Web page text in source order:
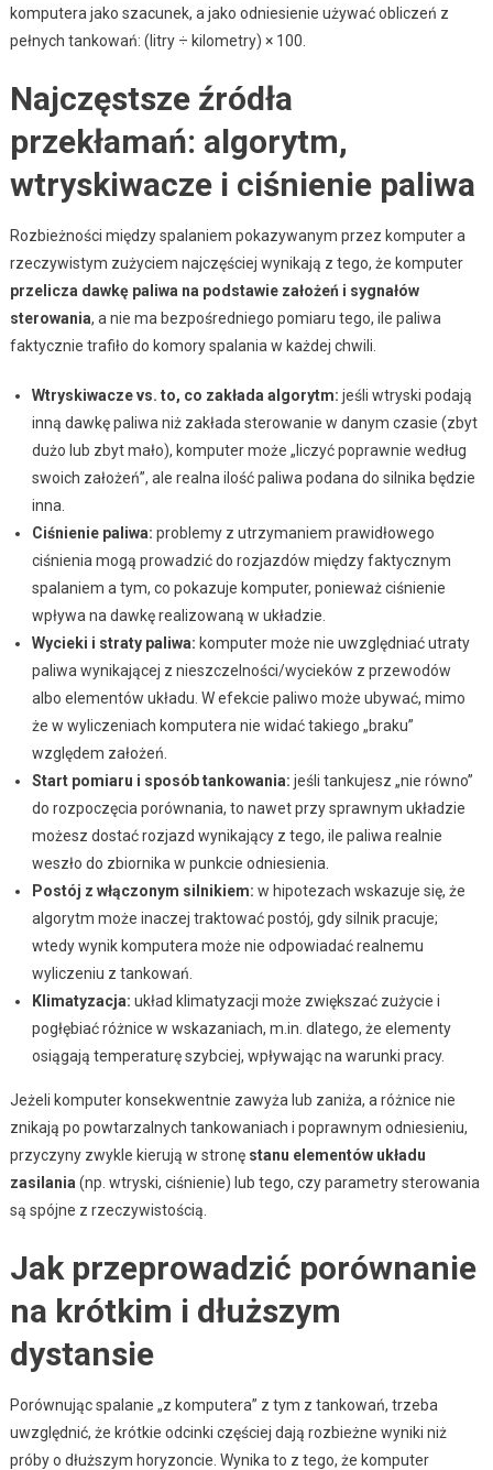
komputera jako szacunek, a jako odniesienie używać obliczeń z
pełnych tankowań: (litry ÷ kilometry) × 100.
Najczęstsze źródła
przekłamań: algorytm,
wtryskiwacze i ciśnienie paliwa
Rozbieżności między spalaniem pokazywanym przez komputer a
rzeczywistym zużyciem najczęściej wynikają z tego, że komputer
przelicza dawkę paliwa na podstawie założeń i sygnałów
sterowania, a nie ma bezpośredniego pomiaru tego, ile paliwa
faktycznie trafiło do komory spalania w każdej chwili.
Wtryskiwacze vs. to, co zakłada algorytm: jeśli wtryski podają
inną dawkę paliwa niż zakłada sterowanie w danym czasie (zbyt
dużo lub zbyt mało), komputer może „liczyć poprawnie według
swoich założeń”, ale realna ilość paliwa podana do silnika będzie
inna.
Ciśnienie paliwa: problemy z utrzymaniem prawidłowego
ciśnienia mogą prowadzić do rozjazdów między faktycznym
spalaniem a tym, co pokazuje komputer, ponieważ ciśnienie
wpływa na dawkę realizowaną w układzie.
Wycieki i straty paliwa: komputer może nie uwzględniać utraty
paliwa wynikającej z nieszczelności/wycieków z przewodów
albo elementów układu. W efekcie paliwo może ubywać, mimo
że w wyliczeniach komputera nie widać takiego „braku”
względem założeń.
Start pomiaru i sposób tankowania: jeśli tankujesz „nie równo”
do rozpoczęcia porównania, to nawet przy sprawnym układzie
możesz dostać rozjazd wynikający z tego, ile paliwa realnie
weszło do zbiornika w punkcie odniesienia.
Postój z włączonym silnikiem: w hipotezach wskazuje się, że
algorytm może inaczej traktować postój, gdy silnik pracuje;
wtedy wynik komputera może nie odpowiadać realnemu
wyliczeniu z tankowań.
Klimatyzacja: układ klimatyzacji może zwiększać zużycie i
pogłębiać różnice w wskazaniach, m.in. dlatego, że elementy
osiągają temperaturę szybciej, wpływając na warunki pracy.
Jeżeli komputer konsekwentnie zawyża lub zaniża, a różnice nie
znikają po powtarzalnych tankowaniach i poprawnym odniesieniu,
przyczyny zwykle kierują w stronę stanu elementów układu
zasilania (np. wtryski, ciśnienie) lub tego, czy parametry sterowania
są spójne z rzeczywistością.
Jak przeprowadzić porównanie
na krótkim i dłuższym
dystansie
Porównując spalanie „z komputera” z tym z tankowań, trzeba
uwzględnić, że krótkie odcinki częściej dają rozbieżne wyniki niż
próby o dłuższym horyzoncie. Wynika to z tego, że komputer